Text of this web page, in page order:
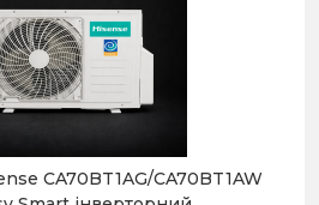
CA70BT1AG/CA70BT1AW